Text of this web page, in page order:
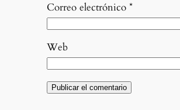
Correo electrónico *
Web